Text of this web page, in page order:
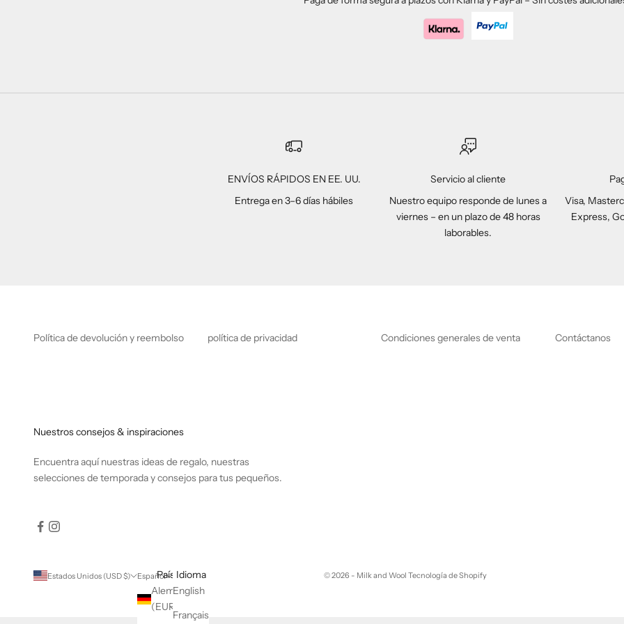
ENVÍOS RÁPIDOS EN EE. UU.
Entrega en 3–6 días hábiles
Servicio al cliente
Nuestro equipo responde de lunes a
viernes – en un plazo de 48 horas
laborables.
Visa,
Express,
Política de devolución y reembolso política de privacidad Condiciones generales de venta Contáctanos
Nuestros consejos & inspiraciones
Encuentraaquínuestras ideas de regalo, nuestras
selecciones de temporada y consejos para tus pequeños.
Estados Unidos (USD $)
País
Alemania
Español
Idioma
English
Français
© 2026 - Milk and Wool Tecnología de Shopify